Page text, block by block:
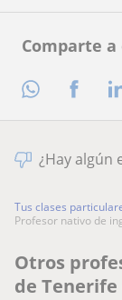
Comparte
¿Hay algún
Tus clases
profesor nativo de
Otros
de